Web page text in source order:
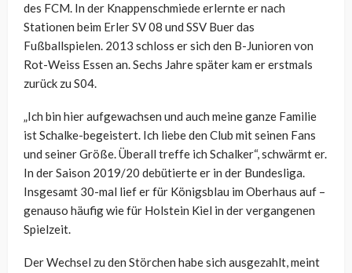
des FCM. In der Knappenschmiede erlernte er nach
Stationen beim Erler SV 08 und SSV Buer das
Fußballspielen. 2013 schloss er sich den B-Junioren von
Rot-Weiss Essen an. Sechs Jahre später kam er erstmals
zurück zu S04.
„Ich bin hier aufgewachsen und auch meine ganze Familie
ist Schalke-begeistert. Ich liebe den Club mit seinen Fans
und seiner Größe. Überall treffe ich Schalker“, schwärmt er.
In der Saison 2019/20 debütierte er in der Bundesliga.
Insgesamt 30-mal lief er für Königsblau im Oberhaus auf –
genauso häufig wie für Holstein Kiel in der vergangenen
Spielzeit.
Der Wechsel zu den Störchen habe sich ausgezahlt, meint